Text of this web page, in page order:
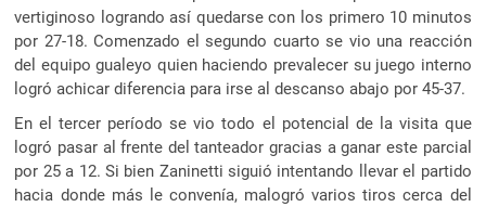
vertiginoso logrando así quedarse con los primero 10 minutos
por 27-18. Comenzado el segundo cuarto se vio una reacción
del equipo gualeyo quien haciendo prevalecer su juego interno
logró achicar diferencia para irse al descanso abajo por 45-37.
En el tercer período se vio todo el potencial de la visita que
logró pasar al frente del tanteador gracias a ganar este parcial
por 25 a 12. Si bien Zaninetti siguió intentando llevar el partido
hacia donde más le convenía, malogró varios tiros cerca del